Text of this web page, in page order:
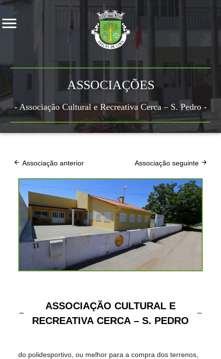
ASSOCIAÇÕES
- Associação Cultural e Recreativa Cerca – S. Pedro -
Associação anterior Associação seguinte
ASSOCIAÇÃO CULTURAL E
RECREATIVA CERCA – S. PEDRO
do polidesportivo, ou melhor para a compra dos terrenos,